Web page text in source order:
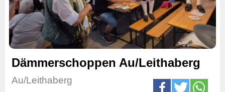
Dämmerschoppen Au/Leithaberg
Au/Leithaberg